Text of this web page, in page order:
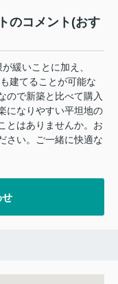
のコメント(おす
緩いことに加え、
建てることが可能な
ので新築と比べて購入
になりやすい平坦地の
とはありませんか。お
さい。ご一緒に快適な